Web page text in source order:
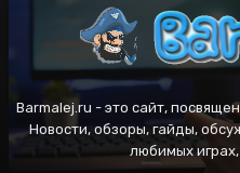
Barmalej.ru - это сайт,
Новости, обзоры, гайды,
любимых